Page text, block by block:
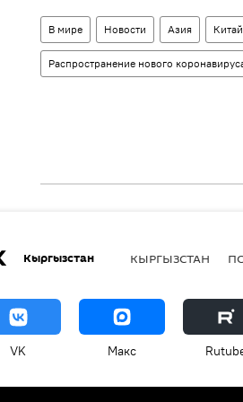
В мире Новости Азия Китай
Распространение нового
Кыргызстан КЫРГЫЗСТАН
VK Макс